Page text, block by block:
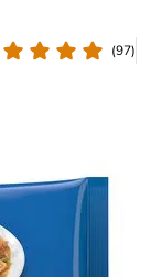
(97)